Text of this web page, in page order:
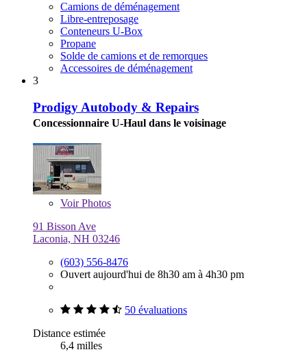
Camions de déménagement
Libre-entreposage
Conteneurs U-Box
Propane
Solde de camions et de remorques
Accessoires de déménagement
3
Prodigy Autobody & Repairs
Concessionnaire U-Haul dans le voisinage
VoirPhotos
91 Bisson Ave
Laconia, NH 03246
(603) 556-8476
Ouvert aujourd'hui de 8h30 am à 4h30 pm
50 évaluations
Distance estimée
6,4 milles